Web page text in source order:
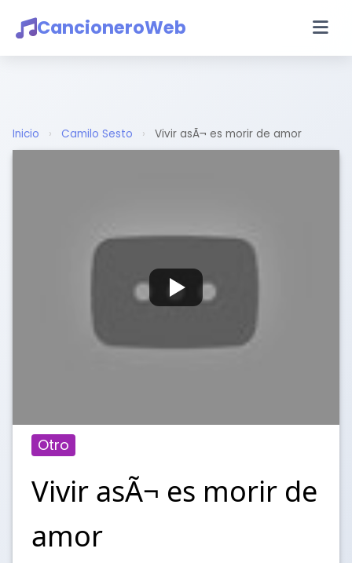
CancioneroWeb
Inicio › Camilo Sesto › Vivir asÃ¬ es morir de amor
Otro
Vivir asÃ¬ es morir de
amor